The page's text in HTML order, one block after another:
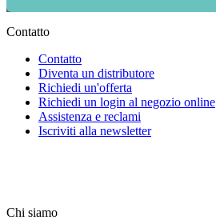
Contatto
Contatto
Diventa un distributore
Richiedi un'offerta
Richiedi un login al negozio online
Assistenza e reclami
Iscriviti alla newsletter
Chi siamo